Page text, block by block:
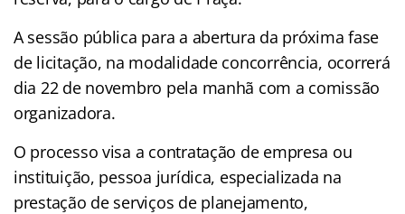
A sessão pública para a abertura da próxima fase
de licitação, na modalidade concorrência, ocorrerá
dia 22 de novembro pela manhã com a comissão
organizadora.
O processo visa a contratação de empresa ou
instituição, pessoa jurídica, especializada na
prestação de serviços de planejamento,